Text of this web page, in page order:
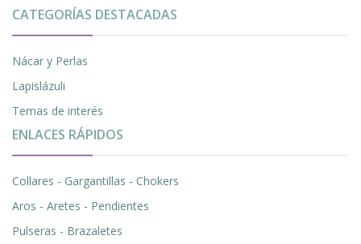
CATEGORÍAS DESTACADAS
Nácar y Perlas
Lapislázuli
Temas de interés
ENLACES RÁPIDOS
Collares - Gargantillas - Chokers
Aros - Aretes - Pendientes
Pulseras - Brazaletes